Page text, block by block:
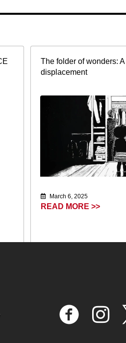
The folder of wonders:
displacement
March 6, 2025
READ MORE >>